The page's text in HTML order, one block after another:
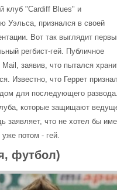
клуб "Cardiff Blues" и
Уэльса, признался в своей
Вот так выглядит
регбист-гей. Публичное
заявив, что пытался
Известно, что Геррет
для последующего развода.
которые защищают
заявляет, что не хотел бы
потом - гей.
футбол)